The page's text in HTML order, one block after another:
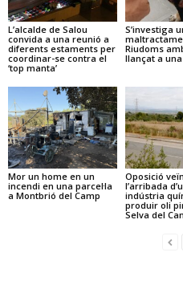
L’alcalde de Salou
convida a una reunió a
diferents estaments per
coordinar-se contra el
‘top manta’
S’investiga
Riudoms
llançat a
Mor un home en un
incendi en una parcel·la
a Montbrió del Camp
Oposició
l’arribada
indústria
produir oli
Selva del